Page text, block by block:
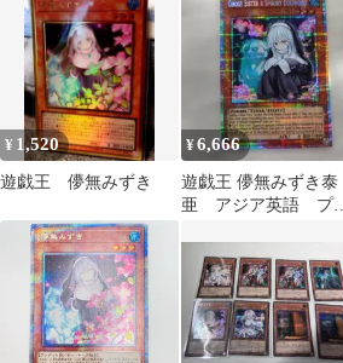
ドレア
¥ 1,520
遊戯王 儚無みずき
¥6,666
遊戯王 儚無みずき泰
亜 アジア英語 プリ